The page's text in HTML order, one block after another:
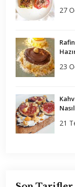
27
23
21